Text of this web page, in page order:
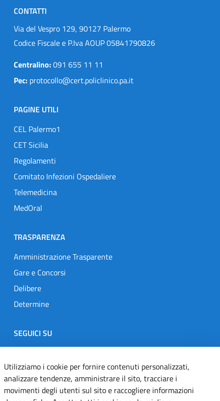
CONTATTI
Via del Vespro 129, 90127 Palermo
Codice Fiscale e P.Iva AOUP 05841790826
Centralino:091 655 11 11
Pec: protocollo@cert.policlinico.pa.it
PAGINE UTILI
CEL Palermo1
CET Sicilia
Regolamenti
Comitato Infezioni Ospedaliere
Telemedicina
MedOral
TRASPARENZA
Amministrazione Trasparente
Gare e Concorsi
Delibere
Determine
SEGUICI SU
Designers Italia
TwitterInstagramYoutubeLinkedin
Utilizziamo i cookie per fornire contenuti personalizzati,
analizzare tendenze, amministrare il sito, tracciare i
movimenti degli utenti sul sito e raccogliere informazioni